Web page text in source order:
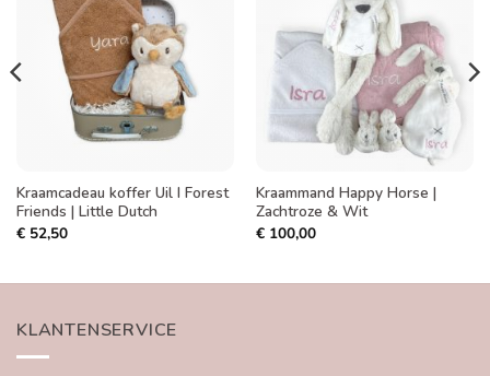
Toevoegen
aan
verlanglijst
Kraamcadeau koffer Uil I Forest
Friends | Little Dutch
€52,50
aan
verlanglijst
Kraammand Happy Horse |
Zachtroze & Wit
€100,00
KLANTENSERVICE